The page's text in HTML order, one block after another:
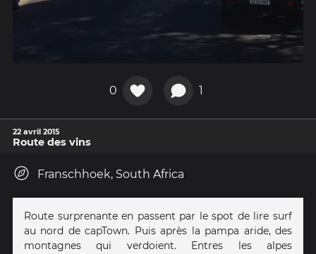
0 1
22 avril 2015
Route des vins
Franschhoek, South Africa
Route surprenante en passent par le spot de lire surf
au nord de capTown. Puis après la pampa aride, des
montagnes qui verdoient. Entres les alpes